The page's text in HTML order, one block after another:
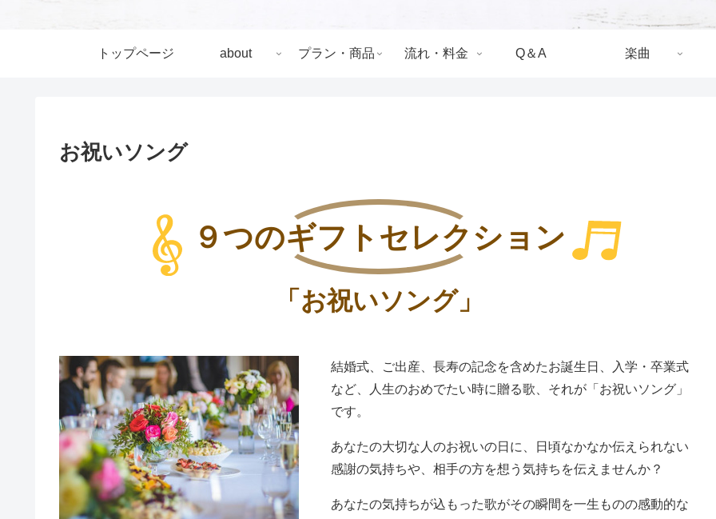
トップページ about プラン・商品 流れ・料金 Q＆A 楽曲
お祝いソング
９つのギフトセレクション
「お祝いソング」
結婚式、ご出産、長寿の記念を含めたお誕生日、入学・卒業式
など、人生のおめでたい時に贈る歌、それが「お祝いソング」
です。
あなたの大切な人のお祝いの日に、日頃なかなか伝えられない
感謝の気持ちや、相手の方を想う気持ちを伝えませんか？
あなたの気持ちが込もった歌がその瞬間を一生ものの感動的な